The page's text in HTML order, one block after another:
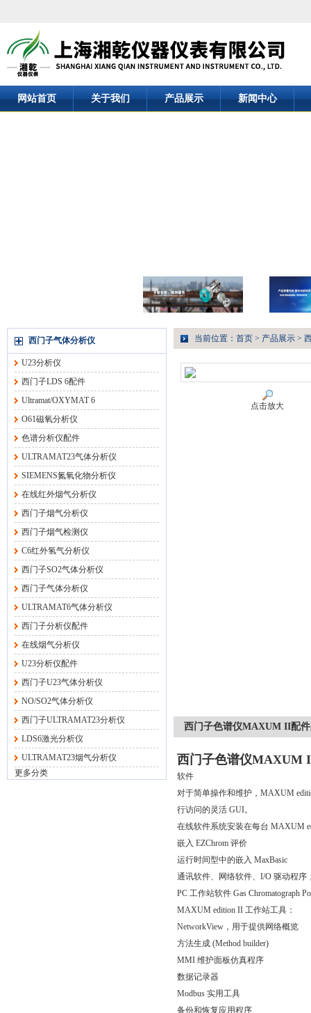
网站首页 关于我们 产品展示 新闻中心
西门子气体分析仪
U23分析仪
西门子LDS 6配件
Ultramat/OXYMAT 6
O61磁氧分析仪
色谱分析仪配件
ULTRAMAT23气体分析仪
SIEMENS氮氧化物分析仪
在线红外烟气分析仪
西门子烟气分析仪
西门子烟气检测仪
C6红外氢气分析仪
西门子SO2气体分析仪
西门子气体分析仪
ULTRAMAT6气体分析仪
西门子分析仪配件
在线烟气分析仪
U23分析仪配件
西门子U23气体分析仪
NO/SO2气体分析仪
西门子ULTRAMAT23分析仪
LDS6激光分析仪
ULTRAMAT23烟气分析仪
更多分类
当前位置： 首页 > 产品展示 >
点击放大
西门子色谱仪MAXUM II配件
西门子色谱仪MAXUM
软件
对于简单操作和维护，MAXUM
行访问的灵活 GUI。
在线软件系统安装在每台 MAXUM
嵌入 EZChrom 评价
运行时间型中的嵌入 MaxBasic
通讯软件、网络软件、I/O 驱动程
PC 工作站软件 Gas Chromatograph
MAXUM edition II 工作站工具：
NetworkView，用于提供网络概览
方法生成 (Method builder)
MMI 维护面板仿真程序
数据记录器
Modbus 实用工具
备份和恢复应用程序